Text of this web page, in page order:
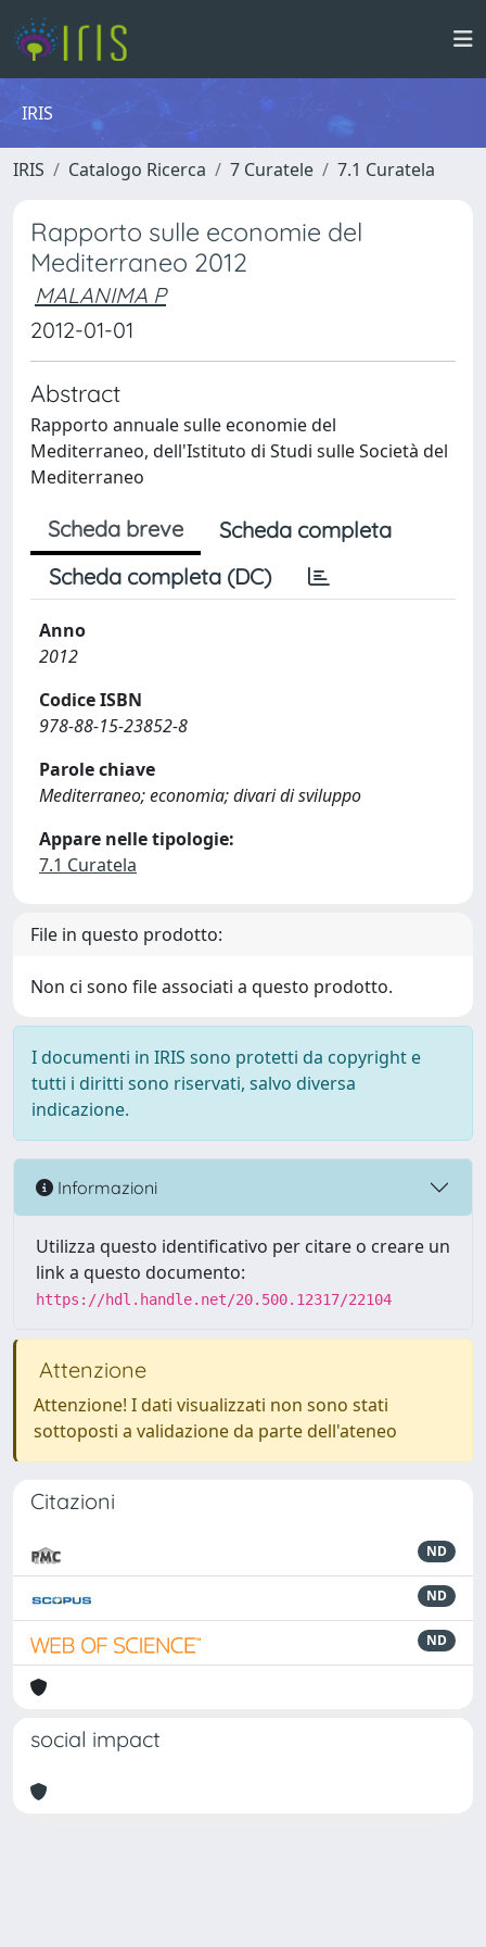
IRIS
IRIS Catalogo Ricerca 7 Curatele 7.1 Curatela
Rapporto sulle economie del
Mediterraneo 2012
MALANIMA P
2012-01-01
Abstract
Rapporto annuale sulle economie del
Mediterraneo, dell'Istituto di Studi sulle Società del
Mediterraneo
Scheda breve
Scheda completa
Scheda completa (DC)
Anno
2012
Codice ISBN
978-88-15-23852-8
Parole chiave
Mediterraneo; economia; divari di sviluppo
Appare nelle tipologie:
7.1 Curatela
File in questo prodotto:
Non ci sono file associati a questo prodotto.
I documenti in IRIS sono protetti da copyright e
tutti i diritti sono riservati, salvo diversa
indicazione.
Informazioni
Utilizza questo identificativo per citare o creare un
link a questo documento:
https://hdl.handle.net/20.500.12317/22104
Attenzione
Attenzione! I dati visualizzati non sono stati
sottoposti a validazione da parte dell'ateneo
Citazioni
ND
ND
ND
social impact